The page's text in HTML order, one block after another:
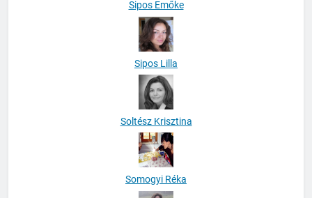
Sipos Emőke
Sipos Lilla
Soltész Krisztina
Somogyi Réka